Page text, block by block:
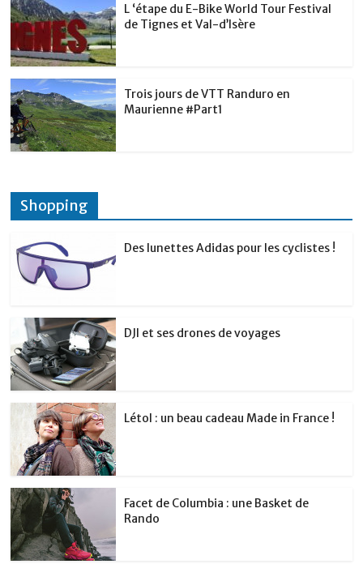
L ‘étape du E-Bike World Tour Festival
de Tignes et Val-d’Isère
Trois jours de VTT Randuro en
Maurienne #Part1
Shopping
Des lunettes Adidas pour les cyclistes !
DJI et ses drones de voyages
Létol : un beau cadeau Made in France !
Facet de Columbia : une Basket de
Rando